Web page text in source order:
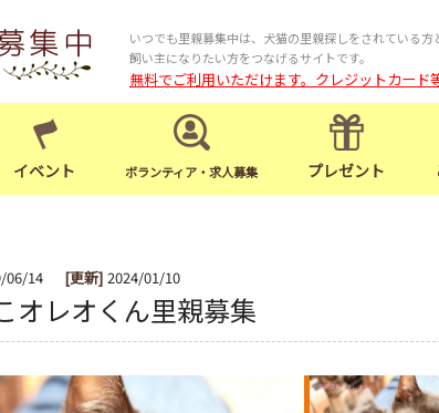
いつでも里親募集中は、犬猫の里親探しをされている方
飼い主になりたい方をつなげるサイトです。
無料でご利用いただけます。クレジットカード
イベント ボランティア・求人募集 プレゼント
06/14 [更新] 2024/01/10
オレオくん里親募集